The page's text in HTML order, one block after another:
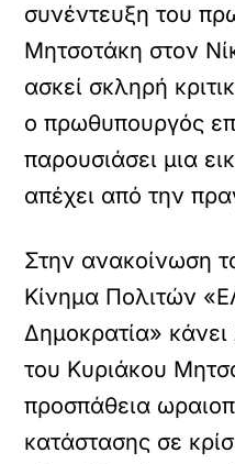
συνέντευξη του
Μητσοτάκη στον
ασκεί σκληρή
ο πρωθυπουργός
παρουσιάσει μια
απέχει από την
Στην ανακοίνωση
Κίνημα Πολιτών
Δημοκρατία»
του Κυριάκου
προσπάθεια
κατάστασης σε